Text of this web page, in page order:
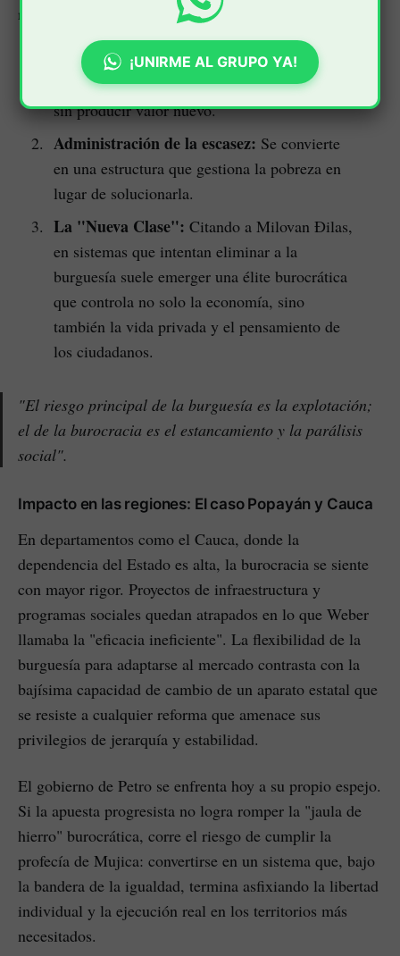
razones clave:
Falta de riesgo:Mientras el burgués arriesga
su capital, el burócrata vive del esfuerzo social
sin producir valor nuevo.
Administración de la escasez: Se convierte
en una estructura que gestiona la pobreza en
lugar de solucionarla.
La "Nueva Clase": Citando a Milovan Đilas,
en sistemas que intentan eliminar a la
burguesía suele emerger una élite burocrática
que controla no solo la economía, sino
también la vida privada y el pensamiento de
los ciudadanos.
"El riesgo principal de la burguesía es la explotación;
el de la burocracia es el estancamiento y la parálisis
social".
Impacto en las regiones: El caso Popayán y Cauca
En departamentos como el Cauca, donde la
dependencia del Estado es alta, la burocracia se siente
con mayor rigor. Proyectos de infraestructura y
programas sociales quedan atrapados en lo que Weber
llamaba la "eficacia ineficiente". La flexibilidad de la
burguesía para adaptarse al mercado contrasta con la
bajísima capacidad de cambio de un aparato estatal que
se resiste a cualquier reforma que amenace sus
privilegios de jerarquía y estabilidad.
El gobierno de Petro se enfrenta hoy a su propio espejo.
Si la apuesta progresista no logra romper la "jaula de
hierro" burocrática, corre el riesgo de cumplir la
profecía de Mujica: convertirse en un sistema que, bajo
la bandera de la igualdad, termina asfixiando la libertad
individual y la ejecución real en los territorios más
necesitados.
¡UNIRME AL GRUPO YA!